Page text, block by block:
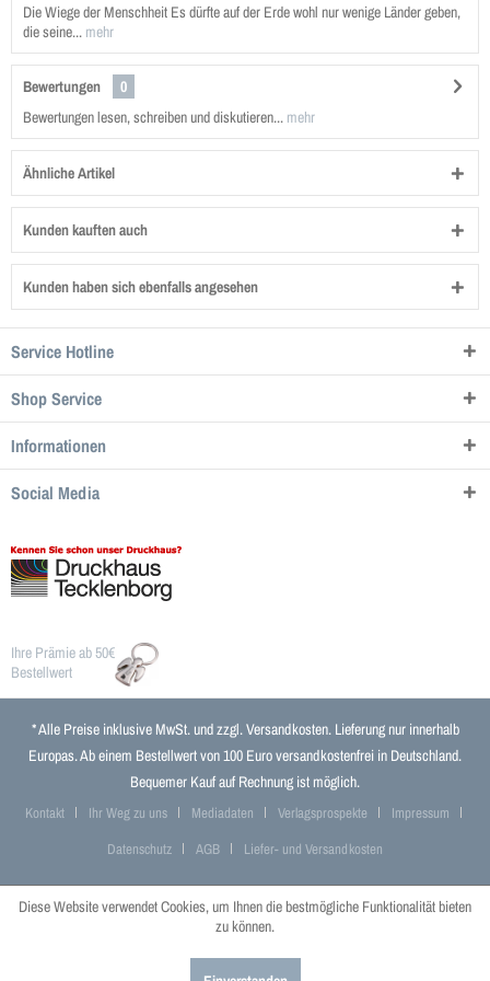
Die Wiege der Menschheit Es dürfte auf der Erde wohl nur wenige Länder geben,
die seine... mehr
Bewertungen
0
Bewertungen lesen, schreiben und diskutieren... mehr
Ähnliche Artikel
Kunden kauften auch
Kunden haben sich ebenfalls angesehen
Service Hotline
Shop Service
Informationen
Social Media
Ihre Prämie ab 50€
Bestellwert
* Alle Preise inklusive MwSt. und zzgl.Versandkosten. Lieferung nur innerhalb
Europas. Ab einem Bestellwert von 100 Euro versandkostenfrei in Deutschland.
Bequemer Kauf auf Rechnung ist möglich.
Kontakt Ihr Weg zu uns Mediadaten Verlagsprospekte
Impressum
Datenschutz
AGB Liefer- und Versandkosten
Diese Website verwendet Cookies, um Ihnen die bestmögliche Funktionalität bieten
zu können.